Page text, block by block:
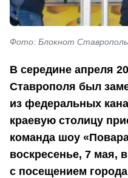
Фото: Блокнот Ставрополь
В середине апреля
Ставрополя был
из федеральных
краевую столицу
команда шоу
воскресенье, 7 мая,
с посещением